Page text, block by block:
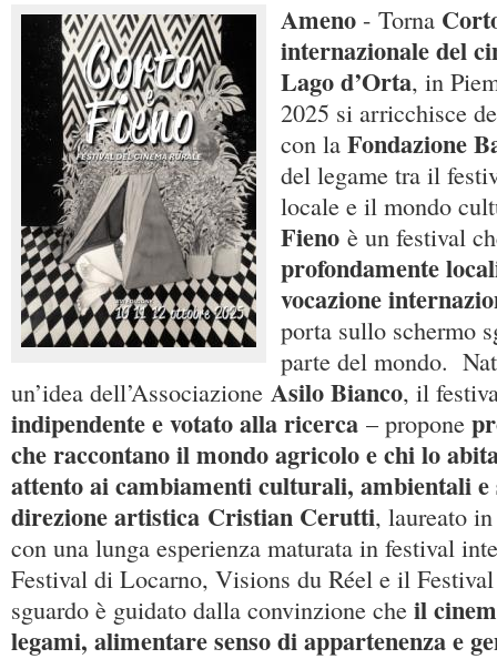
Ameno - Torna
internazionale del
Lago d’Orta, in
2025 si arricchisce
con la Fondazione
del legame tra il
locale e il mondo
Fieno è un festival
profondamente
vocazione
porta sullo schermo
parte del mondo.
un’idea dell’Associazione Asilo Bianco, il
indipendente e votato alla ricerca – propone
che raccontano il mondo agricolo e chi lo
attento ai cambiamenti culturali, ambientali e
direzione artistica Cristian Cerutti, laureato
con una lunga esperienza maturata in festival
Festival di Locarno, Visions du Réel e il
sguardo è guidato dalla convinzione che il
legami, alimentare senso di appartenenza e